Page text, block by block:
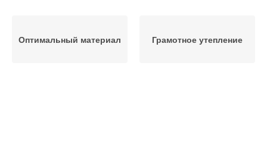
Оптимальный материал Грамотное утепление